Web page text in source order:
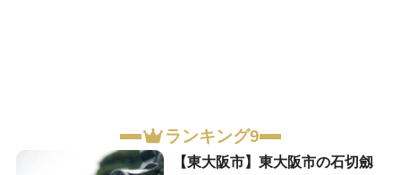
ランキング9
【東大阪市】東大阪市の石切劔